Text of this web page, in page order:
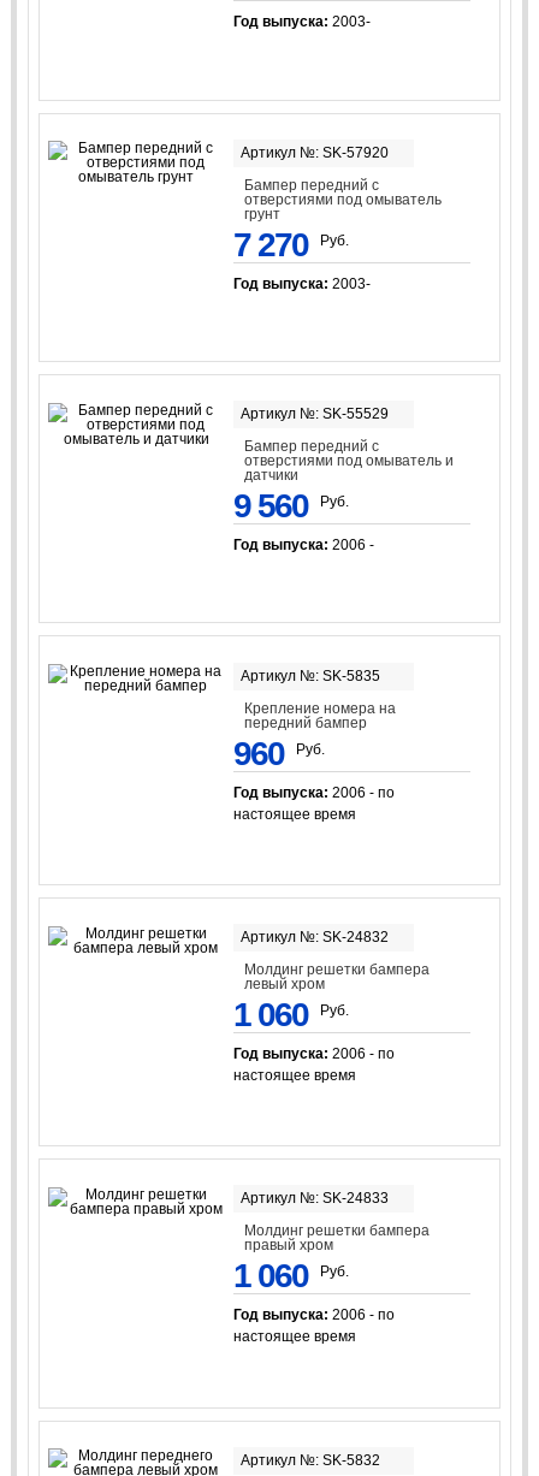
Год выпуска: 2003-
Артикул №: SK-57920
Бампер передний с
отверстиями под омыватель
грунт
7 270 Руб.
Год выпуска: 2003-
Артикул №: SK-55529
Бампер передний с
отверстиями под омыватель и
датчики
9 560 Руб.
Год выпуска: 2006 -
Артикул №: SK-5835
Крепление номера на
передний бампер
960 Руб.
Год выпуска: 2006 - по
настоящее время
Артикул №: SK-24832
Молдинг решетки бампера
левый хром
1 060 Руб.
Год выпуска: 2006 - по
настоящее время
Артикул №: SK-24833
Молдинг решетки бампера
правый хром
1 060 Руб.
Год выпуска: 2006 - по
настоящее время
Артикул №: SK-5832